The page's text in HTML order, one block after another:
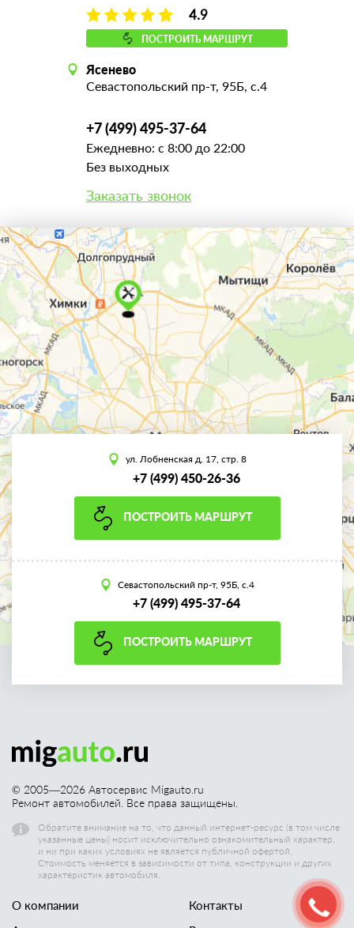
4.9
ПОСТРОИТЬ МАРШРУТ
Ясенево
Севастопольский пр-т, 95Б, с.4
+7 (499) 495-37-64
Ежедневно: с 8:00 до 22:00
Без выходных
Заказать звонок
ул. Лобненская д. 17, стр. 8
+7 (499) 450-26-36
ПОСТРОИТЬ МАРШРУТ
Севастопольский пр-т, 95Б, с.4
+7 (499) 495-37-64
ПОСТРОИТЬ МАРШРУТ
© 2005—2026 Автосервис Migauto.ru
Ремонт автомобилей. Все права защищены.
Обратите внимание на то, что данный интернет-ресурс (в том числе
указанные цены) носит исключительно ознакомительный характер,
и ни при каких условиях не является публичной офертой.
Стоимость меняется в зависимости от типа, конструкции и других
характеристик автомобиля.
О компании
Контакты